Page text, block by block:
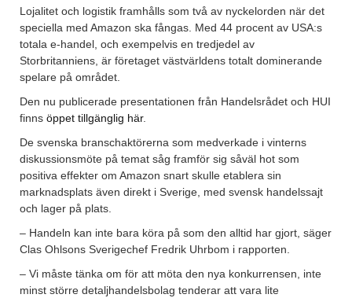
Lojalitet och logistik framhålls som två av nyckelorden när det
speciella med Amazon ska fångas. Med 44 procent av USA:s
totala e-handel, och exempelvis en tredjedel av
Storbritanniens, är företaget västvärldens totalt dominerande
spelare på området.
Den nu publicerade presentationen från Handelsrådet och HUI
finns öppet tillgänglig här.
De svenska branschaktörerna som medverkade i vinterns
diskussionsmöte på temat såg framför sig såväl hot som
positiva effekter om Amazon snart skulle etablera sin
marknadsplats även direkt i Sverige, med svensk handelssajt
och lager på plats.
– Handeln kan inte bara köra på som den alltid har gjort, säger
Clas Ohlsons Sverigechef Fredrik Uhrbom i rapporten.
– Vi måste tänka om för att möta den nya konkurrensen, inte
minst större detaljhandelsbolag tenderar att vara lite